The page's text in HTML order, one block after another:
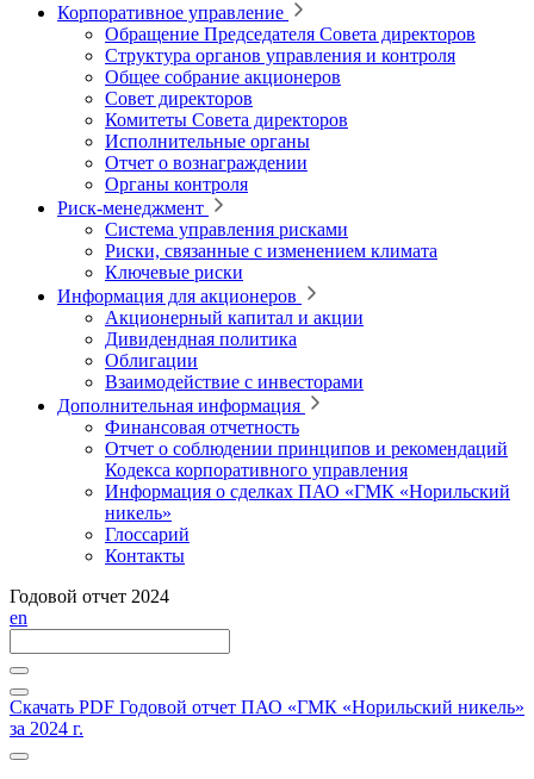
Корпоративное управление
Обращение Председателя Совета директоров
Структура органов управления и контроля
Общее собрание акционеров
Совет директоров
Комитеты Совета директоров
Исполнительные органы
Отчет о вознаграждении
Органы контроля
Риск-менеджмент
Система управления рисками
Риски, связанные с изменением климата
Ключевые риски
Информация для акционеров
Акционерный капитал и акции
Дивидендная политика
Облигации
Взаимодействие с инвесторами
Дополнительная информация
Финансовая отчетность
Отчет о соблюдении принципов и рекомендаций
Кодекса корпоративного управления
Информация о сделках ПАО «ГМК «Норильский
никель»
Глоссарий
Контакты
Годовой отчет 2024
en
Скачать PDF Годовой отчет ПАО «ГМК «Норильский никель»
за 2024 г.